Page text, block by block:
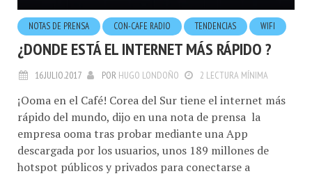
NOTAS DE PRENSA CON-CAFE RADIO TENDENCIAS WIFI
¿DONDE ESTÁ EL INTERNET MÁS RÁPIDO ?
16.JULIO.2017 POR HUGO LONDOÑO 2 LECTURA MÍNIMA
¡Ooma en el Café! Corea del Sur tiene el internet más
rápido del mundo, dijo en una nota de prensa la
empresa ooma tras probar mediante una App
descargada por los usuarios, unos 189 millones de
hotspot públicos y privados para conectarse a